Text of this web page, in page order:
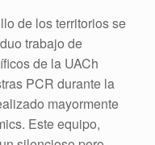
de los territorios se
trabajo de
de la UACh
PCR durante la
mayormente
Este equipo,